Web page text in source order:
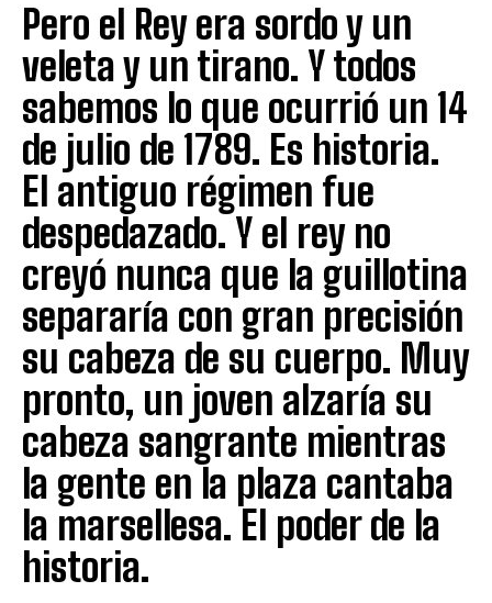
Pero el Rey era sordo y un
veleta y un tirano. Y todos
sabemos lo que ocurrió un 14
de julio de 1789. Es historia.
El antiguo régimen fue
despedazado. Y el rey no
creyó nunca que la guillotina
separaría con gran precisión
su cabeza de su cuerpo. Muy
pronto, un joven alzaría su
cabeza sangrante mientras
la gente en la plaza cantaba
la marsellesa. El poder de la
historia.